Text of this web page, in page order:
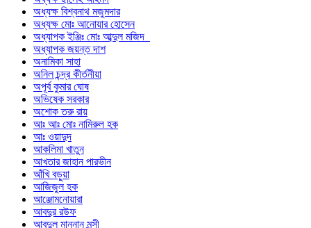
অধ্যক্ষ বিশ্বনাথ মজুমদার
অধ্যক্ষ মোঃ আনোয়ার হোসেন
অধ্যাপক ইঞ্জিঃ মোঃ আব্দুল মজিদ
অধ্যাপক জয়ন্ত দাশ
অনামিকা সাহা
অনিল চন্দ্র কীর্তনীয়া
অপূর্ব কুমার ঘোষ
অভিষেক সরকার
অশোক তরু রায়
আঃ আঃ মোঃ নামিরুল হক
আঃ ওয়াদুদ
আকলিমা খাতুন
আখতার জাহান পারভীন
আঁখি বড়ুয়া
আজিজুল হক
আঞ্জোমনোয়ারা
আবদুর রউফ
আবদুল মান্নান মুন্সী